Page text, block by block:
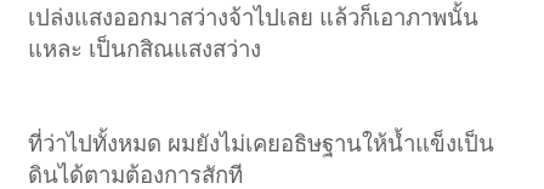
เปล่งแสงออกมาสว่างจ้าไปเลย แล้วก็เอาภาพนั้น
แหละ เป็นกสิณแสงสว่าง
ที่ว่าไปทั้งหมด ผมยังไม่เคยอธิษฐานให้น้ำแข็งเป็น
ดินได้ตามต้องการสักที